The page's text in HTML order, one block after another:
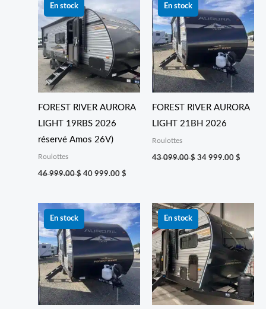
En stock
FOREST RIVER AURORA
LIGHT 19RBS 2026
réservé Amos 26V)
Roulottes
46 999.00$
prix
initial
était :
46 999.00 $.
40 999.00 $
est :
40 999.00 $.
En stock
FOREST RIVER AURORA
LIGHT 21BH 2026
Roulottes
43 099.00$
prix
initial
était :
34 999.00 $
prix
actuel
est :
34
En stock
Le
prix
initial
était :
Le
prix
actuel
est :
34 999.00 $.
En stock
Le
prix
initial
était :
66 999.00 $.
actuel
est :
53